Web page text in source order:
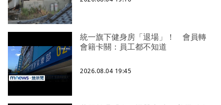
統一旗下健身房「退場」！ 會員轉
會籍卡關：員工都不知道
2026.08.04 19:45